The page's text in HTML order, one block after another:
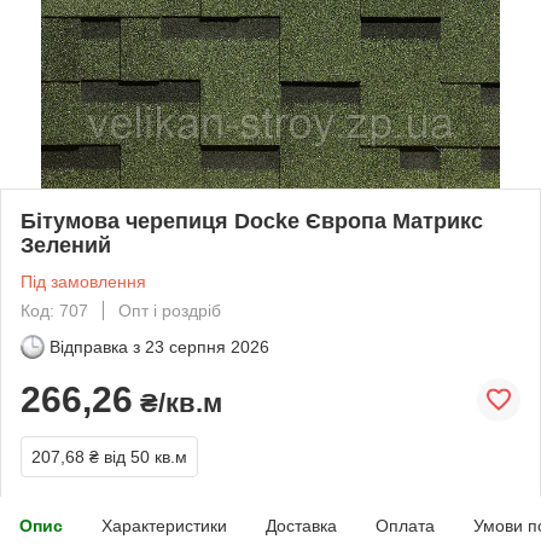
Бітумова черепиця Docke Європа Матрикс
Зелений
Під замовлення
Код: 707
Опт і роздріб
Відправка з 23 серпня 2026
266,26 ₴/кв.м
207,68 ₴ від 50 кв.м
Опис Характеристики Доставка Оплата Умови